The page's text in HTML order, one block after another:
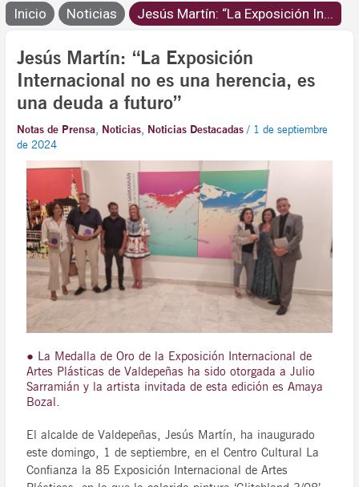
Inicio Noticias Jesús Martín: “La Exposición In...
Jesús Martín: “La Exposición
Internacional no es una herencia, es
una deuda a futuro”
Notas de Prensa, Noticias, Noticias Destacadas / 1 de septiembre
de 2024
● La Medalla de Oro de la Exposición Internacional de
Artes Plásticas de Valdepeñas ha sido otorgada a Julio
Sarramián y la artista invitada de esta edición es Amaya
Bozal.
El alcalde de Valdepeñas, Jesús Martín, ha inaugurado
este domingo, 1 de septiembre, en el Centro Cultural La
Confianza la 85 Exposición Internacional de Artes